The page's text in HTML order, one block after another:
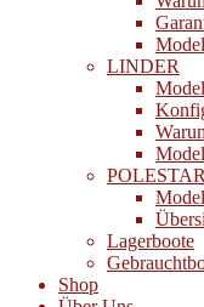
LINDER
Lagerboote
Shop